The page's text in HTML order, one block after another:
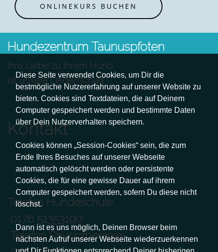
Diese Seite verwendet Cookies, um Dir die
bestmögliche Nutzererfahrung auf unserer Website zu
bieten. Cookies sind Textdateien, die auf Deinem
Computer gespeichert werden und bestimmte Daten
über Dein Nutzerverhalten speichern.
Cookies können „Session-Cookies“ sein, die zum
Ende Ihres Besuches auf unserer Webseite
automatisch gelöscht werden oder persistente
Cookies, die für eine gewisse Dauer auf ihrem
Computer gespeichert werden, sofern Du diese nicht
löschst.
Dann ist es uns möglich, Deinen Browser beim
nächsten Aufruf unserer Webseite wiederzuerkennen
ONLINEKURS BUCHEN
Hundezentrum Taunuspfoten
Ihre Liebe zu Ihrem Hund
ist unsere Leidenschaft
Kontakt
Telefon Hundeschule:
0176 51353190
Telefon Physiotherapie: